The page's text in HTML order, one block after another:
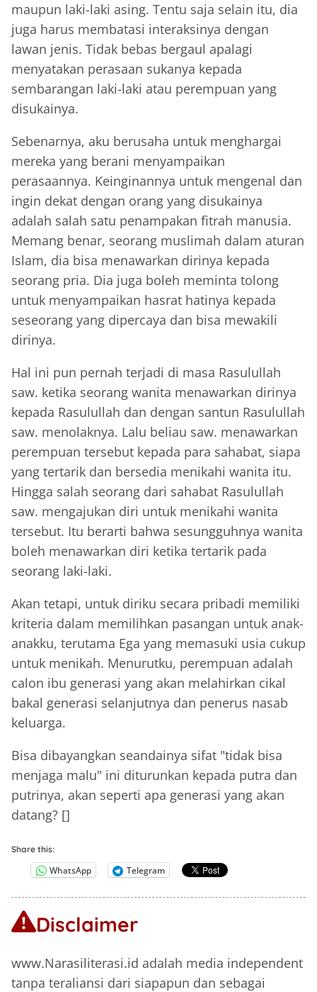
maupun laki-laki asing. Tentu saja selain itu, dia
juga harus membatasi interaksinya dengan
lawan jenis. Tidak bebas bergaul apalagi
menyatakan perasaan sukanya kepada
sembarangan laki-laki atau perempuan yang
disukainya.
Sebenarnya, aku berusaha untuk menghargai
mereka yang berani menyampaikan
perasaannya. Keinginannya untuk mengenal dan
ingin dekat dengan orang yang disukainya
adalah salah satu penampakan fitrah manusia.
Memang benar, seorang muslimah dalam aturan
Islam, dia bisa menawarkan dirinya kepada
seorang pria. Dia juga boleh meminta tolong
untuk menyampaikan hasrat hatinya kepada
seseorang yang dipercaya dan bisa mewakili
dirinya.
Hal ini pun pernah terjadi di masa Rasulullah
saw. ketika seorang wanita menawarkan dirinya
kepada Rasulullah dan dengan santun Rasulullah
saw. menolaknya. Lalu beliau saw. menawarkan
perempuan tersebut kepada para sahabat, siapa
yang tertarik dan bersedia menikahi wanita itu.
Hingga salah seorang dari sahabat Rasulullah
saw. mengajukan diri untuk menikahi wanita
tersebut. Itu berarti bahwa sesungguhnya wanita
boleh menawarkan diri ketika tertarik pada
seorang laki-laki.
Akan tetapi, untuk diriku secara pribadi memiliki
kriteria dalam memilihkan pasangan untuk anak-
anakku, terutama Ega yang memasuki usia cukup
untuk menikah. Menurutku, perempuan adalah
calon ibu generasi yang akan melahirkan cikal
bakal generasi selanjutnya dan penerus nasab
keluarga.
Bisa dibayangkan seandainya sifat "tidak bisa
menjaga malu" ini diturunkan kepada putra dan
putrinya, akan seperti apa generasi yang akan
datang? []
Share this:
WhatsApp Telegram
Disclaimer
www.Narasiliterasi.id adalah media independent
tanpa teraliansi dari siapapun dan sebagai